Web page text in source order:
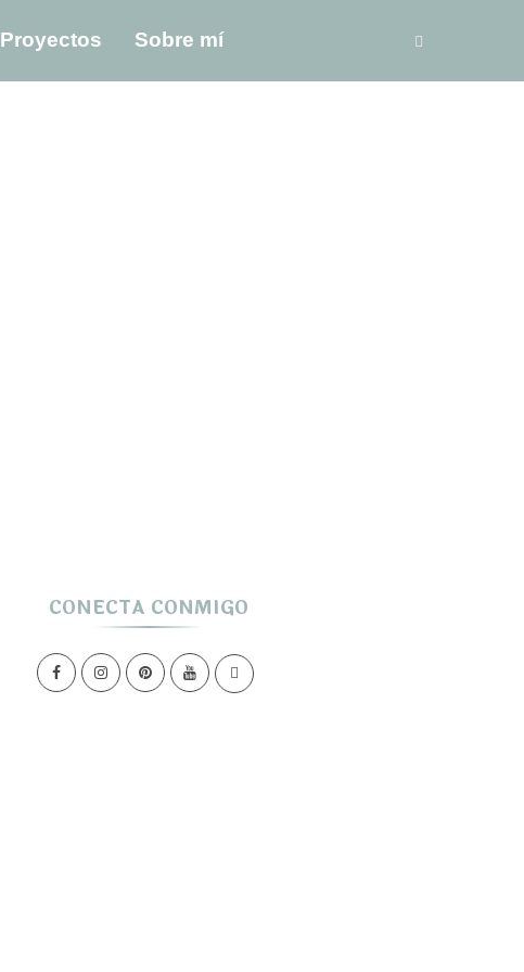
Proyectos Sobre mí
CONECTA CONMIGO